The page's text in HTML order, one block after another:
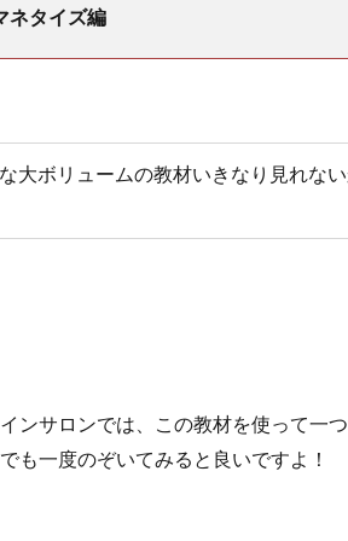
ネタイズ編
大ボリュームの教材いきなり見れな
ンサロンでは、この教材を使って一
も一度のぞいてみると良いですよ！